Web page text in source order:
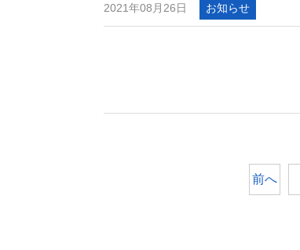
2021年08月26日 お知らせ
前へ